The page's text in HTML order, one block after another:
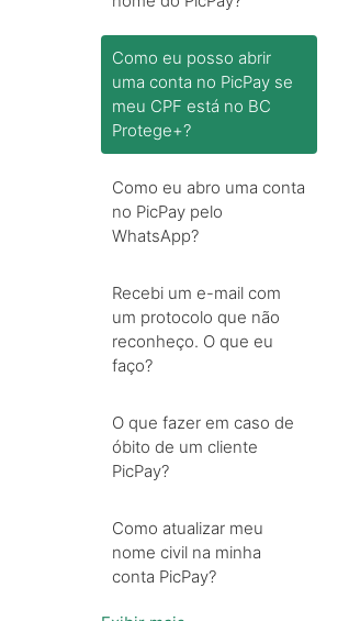
Como eu posso abrir
uma conta no PicPay se
meu CPF está no BC
Protege+?
Como eu abro uma conta
no PicPay pelo
WhatsApp?
Recebi um e-mail com
um protocolo que não
reconheço. O que eu
faço?
O que fazer em caso de
óbito de um cliente
PicPay?
Como atualizar meu
nome civil na minha
conta PicPay?